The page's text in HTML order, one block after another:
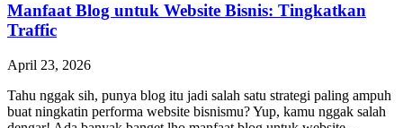
Manfaat Blog untuk Website Bisnis: Tingkatkan
Traffic
April 23, 2026
Tahu nggak sih, punya blog itu jadi salah satu strategi paling ampuh
buat ningkatin performa website bisnismu? Yup, kamu nggak salah